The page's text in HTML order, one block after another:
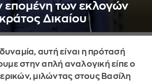
επομένη των εκλογών
Δικαίου
αυτή είναι η πρότασή
στην απλή αναλογική είπε ο
μιλώντας στους Βασίλη